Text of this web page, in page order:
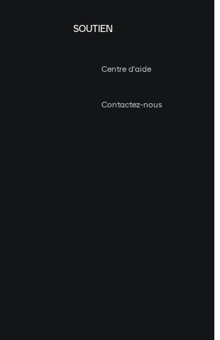
SOUTIEN
Centre d'aide
Contactez-nous